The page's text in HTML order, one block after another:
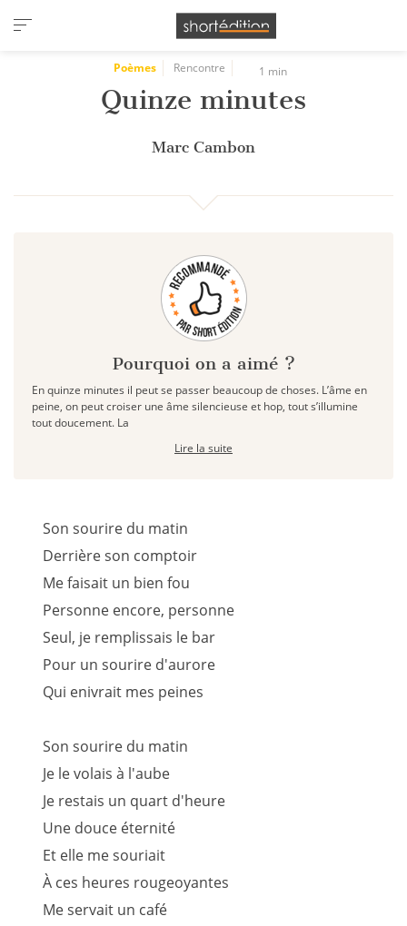
Panneau de gestion des cookies
Poèmes Rencontre 1 min
Quinze minutes
Marc Cambon
Pourquoi on a aimé ?
En quinze minutes il peut se passer beaucoup de choses. L’âme en
peine, on peut croiser une âme silencieuse et hop, tout s’illumine
tout doucement. La
Lire la suite
Son sourire du matin
Derrière son comptoir
Me faisait un bien fou
Personne encore, personne
Seul, je remplissais le bar
Pour un sourire d'aurore
Qui enivrait mes peines
Son sourire du matin
Je le volais à l'aube
Je restais un quart d'heure
Une douce éternité
Et elle me souriait
À ces heures rougeoyantes
Me servait un café